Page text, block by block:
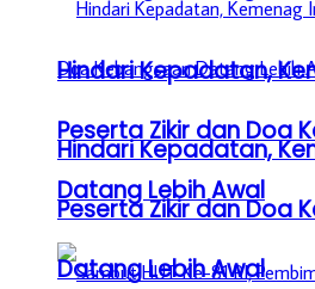
Hindari Kepadatan,
Peserta Zikir dan Doa
Datang Lebih Awal
Hindari Kepadatan,
Peserta Zikir dan Doa
Datang Lebih Awal